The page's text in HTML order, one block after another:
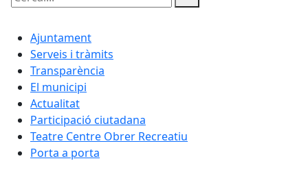
Cercar:
Ajuntament
Serveis i tràmits
Transparència
El municipi
Actualitat
Participació ciutadana
Teatre Centre Obrer Recreatiu
Porta a porta